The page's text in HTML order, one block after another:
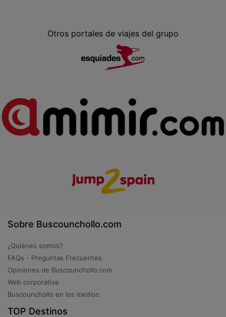
Otros portales de viajes del grupo
Sobre Buscounchollo.com
¿Quiénes somos?
FAQs - Preguntas Frecuentes
Opiniones de Buscounchollo.com
Web corporativa
Buscounchollo en los medios
TOP Destinos